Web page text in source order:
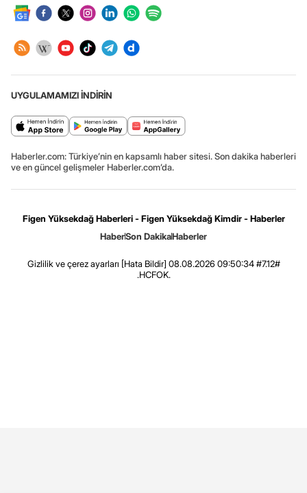
UYGULAMAMIZI İNDİRİN
Haberler.com: Türkiye’nin en kapsamlı haber sitesi. Son dakika haberleri
ve en güncel gelişmeler Haberler.com’da.
Figen Yüksekdağ Haberleri - Figen Yüksekdağ Kimdir - Haberler
HaberSon DakikaHaberler
Gizlilik ve çerez ayarları [Hata Bildir] 08.08.2026 09:50:34 #7.12#
.HCFOK.